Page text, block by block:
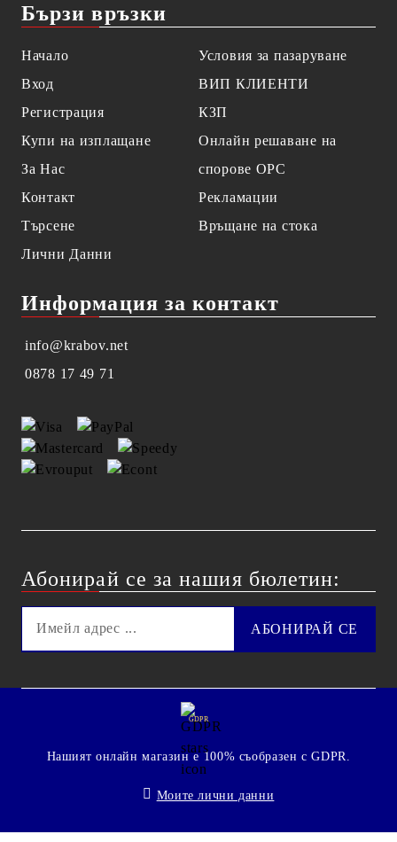
Бързи връзки
Начало
Вход
Регистрация
Купи на изплащане
За Нас
Контакт
Търсене
Лични Данни
Условия за пазаруване
ВИП КЛИЕНТИ
КЗП
Онлайн решаване на
спорове OPC
Рекламации
Връщане на стока
Информация за контакт
info@krabov.net
0878 17 49 71
Абонирай се за нашия бюлетин:
GDPR
Нашият онлайн магазин е 100% съобразен с GDPR.
Моите лични данни